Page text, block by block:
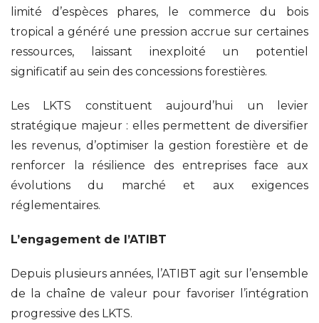
limité d’espèces phares, le commerce du bois
tropical a généré une pression accrue sur certaines
ressources, laissant inexploité un potentiel
significatif au sein des concessions forestières.
Les LKTS constituent aujourd’hui un levier
stratégique majeur : elles permettent de diversifier
les revenus, d’optimiser la gestion forestière et de
renforcer la résilience des entreprises face aux
évolutions du marché et aux exigences
réglementaires.
L’engagement de l’ATIBT
Depuis plusieurs années, l’ATIBT agit sur l’ensemble
de la chaîne de valeur pour favoriser l’intégration
progressive des LKTS.